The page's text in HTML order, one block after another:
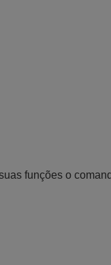
funções o